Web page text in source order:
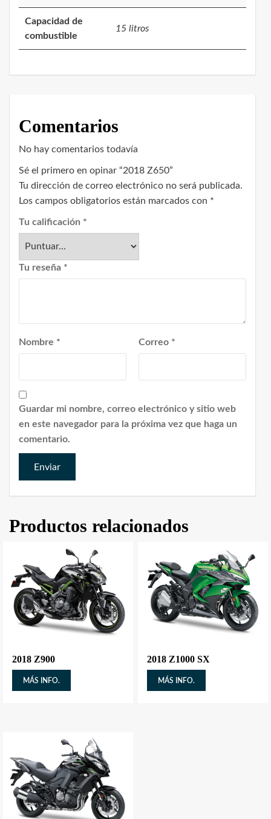
Capacidad de
combustible
15 litros
Comentarios
No hay comentarios todavía
Sé el primero en opinar “2018 Z650”
Tu dirección de correo electrónico no será publicada.
Los campos obligatorios están marcados con *
Tu calificación *
Tu reseña *
Nombre * Correo *
Guardar mi nombre, correo electrónico y sitio web
en este navegador para la próxima vez que haga un
comentario.
Productos relacionados
2018 Z900
MÁS INFO.
2018 Z1000 SX
MÁS INFO.